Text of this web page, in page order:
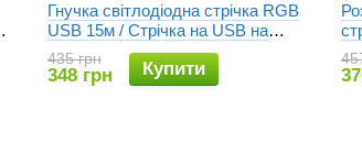
Гнучка світлодіодна стрічка RGB
USB 15м / Стрічка на USB на
монітор, меблі + пульт / LED
стрічка від павербанку
435 грн
348 грн Купити